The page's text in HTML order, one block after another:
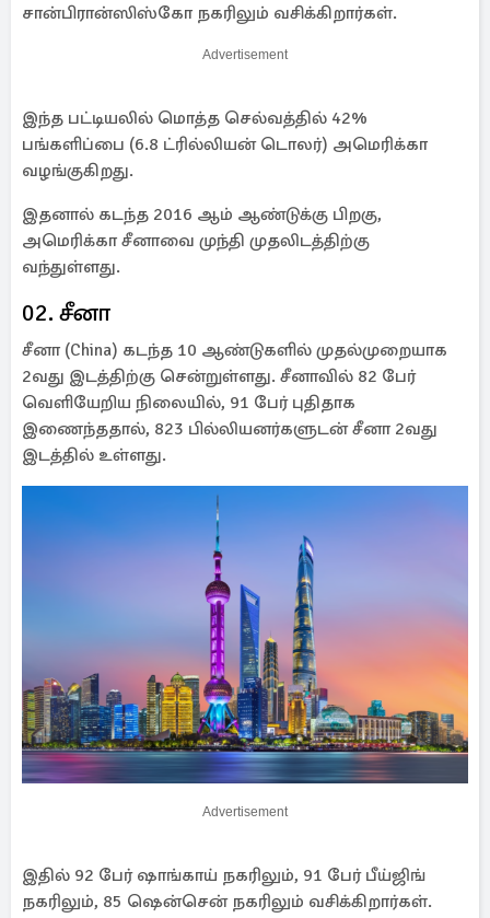
சான்பிரான்ஸிஸ்கோ நகரிலும் வசிக்கிறார்கள்.
Advertisement
இந்த பட்டியலில் மொத்த செல்வத்தில் 42%
பங்களிப்பை (6.8 ட்ரில்லியன் டொலர்) அமெரிக்கா
வழங்குகிறது.
இதனால் கடந்த 2016 ஆம் ஆண்டுக்கு பிறகு,
அமெரிக்கா சீனாவை முந்தி முதலிடத்திற்கு
வந்துள்ளது.
02. சீனா
சீனா (China) கடந்த 10 ஆண்டுகளில் முதல்முறையாக
2வது இடத்திற்கு சென்றுள்ளது. சீனாவில் 82 பேர்
வெளியேறிய நிலையில், 91 பேர் புதிதாக
இணைந்ததால், 823 பில்லியனர்களுடன் சீனா 2வது
இடத்தில் உள்ளது.
Advertisement
இதில் 92 பேர் ஷாங்காய் நகரிலும், 91 பேர் பீய்ஜிங்
நகரிலும், 85 ஷென்சென் நகரிலும் வசிக்கிறார்கள்.